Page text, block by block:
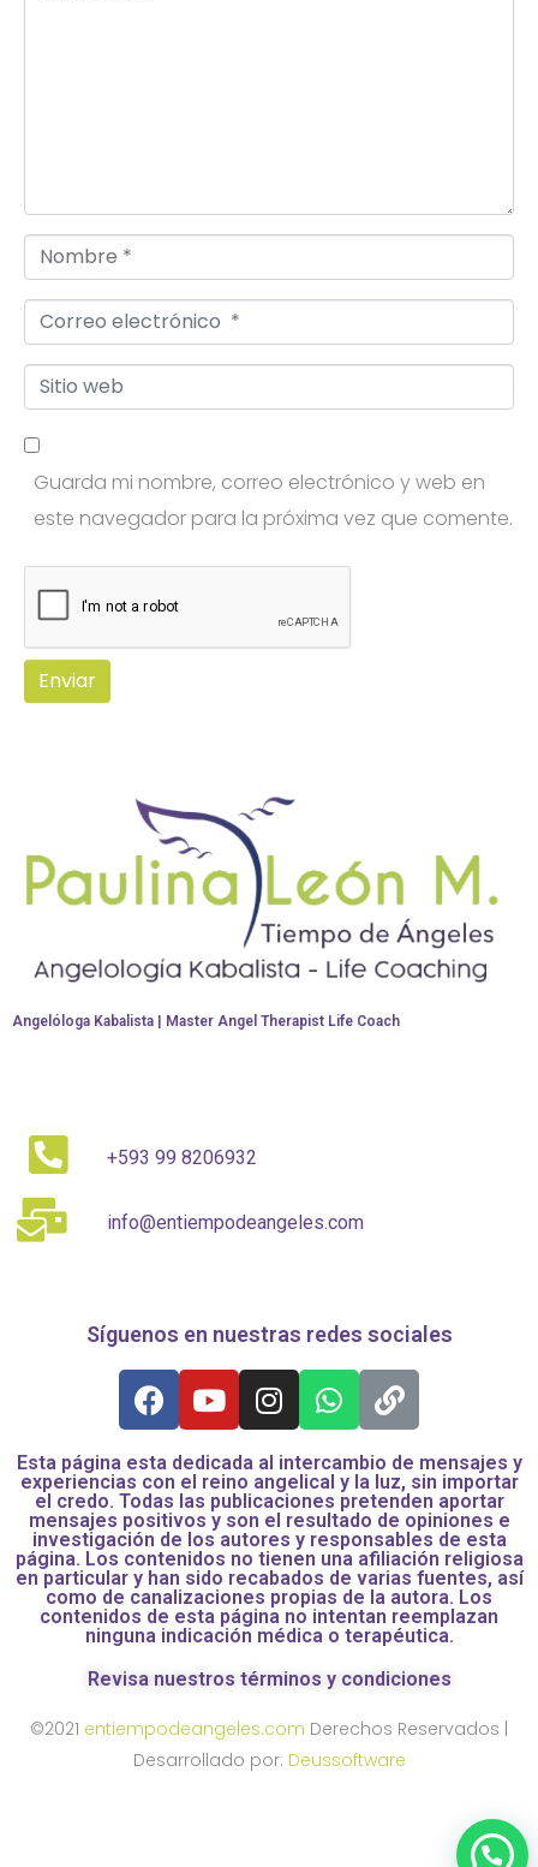
r
i
o
*
o
m
b
e
o
e
o
l
c
r
c
o
i
t
o
w
Guarda mi nombre, correo electrónico y web en
este navegador para la próxima vez que comente.
Enviar
Angelóloga Kabalista | Master Angel Therapist Life Coach
+593 99 8206932
info@entiempodeangeles.com
Síguenos en nuestras redes sociales
Esta página esta dedicada al intercambio de mensajes y
experiencias con el reino angelical y la luz, sin importar
el credo. Todas las publicaciones pretenden aportar
mensajes positivos y son el resultado de opiniones e
investigación de los autores y responsables de esta
página. Los contenidos no tienen una afiliación religiosa
en particular y han sido recabados de varias fuentes, así
como de canalizaciones propias de la autora. Los
contenidos de esta página no intentan reemplazan
ninguna indicación médica o terapéutica.
Revisa nuestros términos y condiciones
©2021 entiempodeangeles.com Derechos Reservados |
Desarrollado por: Deussoftware